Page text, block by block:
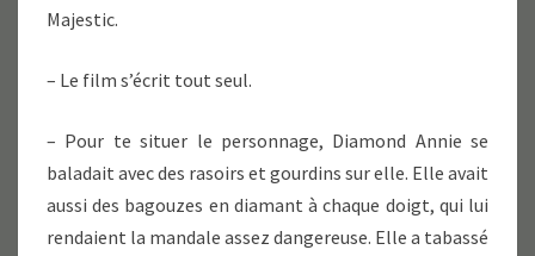
Majestic.
– Le film s’écrit tout seul.
– Pour te situer le personnage, Diamond Annie se
baladait avec des rasoirs et gourdins sur elle. Elle avait
aussi des bagouzes en diamant à chaque doigt, qui lui
rendaient la mandale assez dangereuse. Elle a tabassé